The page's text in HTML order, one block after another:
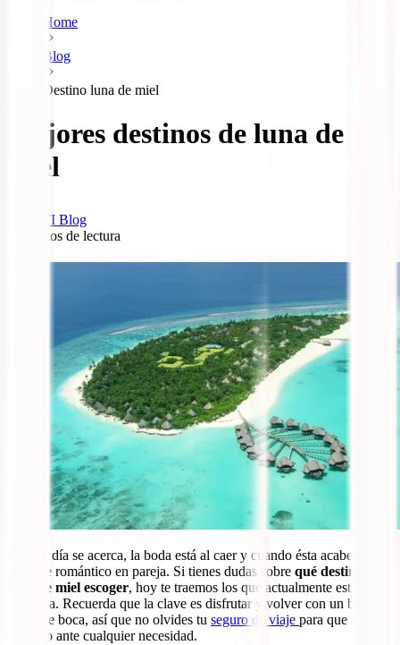
Home
Blog
Destino luna de miel
Mejores destinos de luna de
miel
IATI Blog
minutos de lectura
El gran día se acerca, la boda está al caer y cuando ésta acabe toca
un viaje romántico en pareja. Si tienes dudas sobre qué destinos de
luna de miel escoger, hoy te traemos los que actualmente están más
de moda. Recuerda que la clave es disfrutar y volver con un buen
sabor de boca, así que no olvides tu seguro de viaje para que estés
cubierto ante cualquier necesidad.